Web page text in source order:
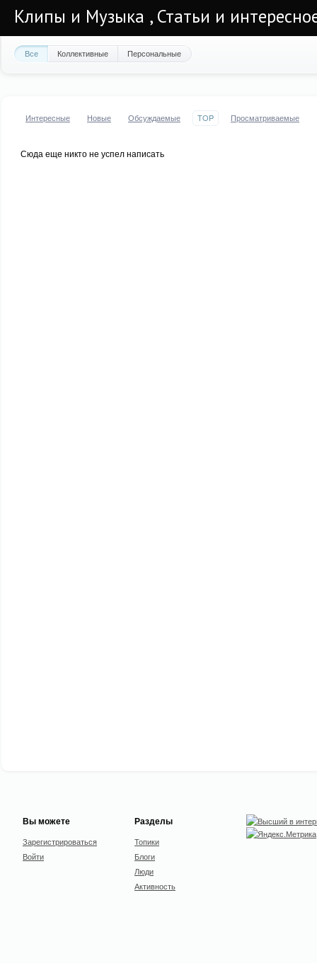
Клипы и Музыка , Статьи и
Все Коллективные Персональные
Интересные Новые Обсуждаемые TOP Просматриваемые
Сюда еще никто не успел написать
Вы можете
Зарегистрироваться
Войти
Разделы
Топики
Блоги
Люди
Активность